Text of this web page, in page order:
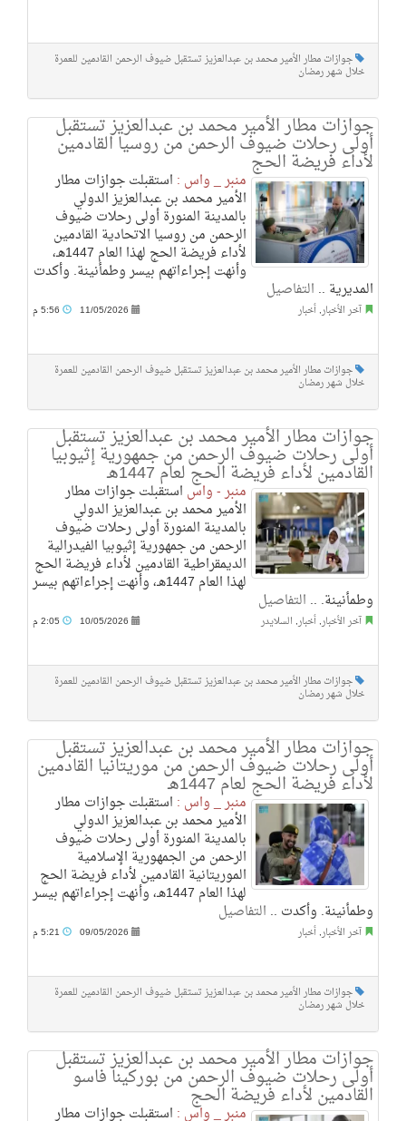
جوازات مطار الأمير محمد بن عبدالعزيز تستقبل ضيوف الرحمن القادمين للعمرة
خلال شهر رمضان
جوازات مطار الأمير محمد بن عبدالعزيز تستقبل
أولى رحلات ضيوف الرحمن من روسيا القادمين
لأداء فريضة الحج
منبر _ واس : استقبلت جوازات مطار
الأمير محمد بن عبدالعزيز الدولي
بالمدينة المنورة أولى رحلات ضيوف
الرحمن من روسيا الاتحادية القادمين
لأداء فريضة الحج لهذا العام 1447هـ،
وأنهت إجراءاتهم بيسر وطمأنينة. وأكدت
المديرية .. التفاصيل
آخر الأخبار, أخبار 11/05/2026
جوازات مطار الأمير محمد بن عبدالعزيز تستقبل ضيوف الرحمن القادمين للعمرة
خلال شهر رمضان
جوازات مطار الأمير محمد بن عبدالعزيز تستقبل
أولى رحلات ضيوف الرحمن من جمهورية إثيوبيا
القادمين لأداء فريضة الحج لعام 1447هـ
منبر - واس استقبلت جوازات مطار
الأمير محمد بن عبدالعزيز الدولي
بالمدينة المنورة أولى رحلات ضيوف
الرحمن من جمهورية إثيوبيا الفيدرالية
الديمقراطية القادمين لأداء فريضة الحج
لهذا العام 1447هـ، وأنهت إجراءاتهم بيسر
وطمأنينة. .. التفاصيل
آخر الأخبار, أخبار, السلايدر 10/05/2026
جوازات مطار الأمير محمد بن عبدالعزيز تستقبل ضيوف الرحمن القادمين للعمرة
خلال شهر رمضان
جوازات مطار الأمير محمد بن عبدالعزيز تستقبل
أولى رحلات ضيوف الرحمن من موريتانيا القادمين
لأداء فريضة الحج لعام 1447هـ
منبر _ واس : استقبلت جوازات مطار
الأمير محمد بن عبدالعزيز الدولي
بالمدينة المنورة أولى رحلات ضيوف
الرحمن من الجمهورية الإسلامية
الموريتانية القادمين لأداء فريضة الحج
لهذا العام 1447هـ، وأنهت إجراءاتهم بيسر
وطمأنينة. وأكدت .. التفاصيل
آخر الأخبار, أخبار 09/05/2026
جوازات مطار الأمير محمد بن عبدالعزيز تستقبل ضيوف الرحمن القادمين للعمرة
خلال شهر رمضان
جوازات مطار الأمير محمد بن عبدالعزيز تستقبل
أولى رحلات ضيوف الرحمن من بوركينا فاسو
القادمين لأداء فريضة الحج
منبر _ واس : استقبلت جوازات مطار